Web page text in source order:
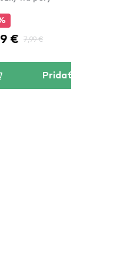
4,74 € 4,99 €
Pridať